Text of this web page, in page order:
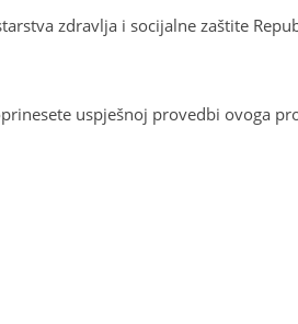
zdravlja i socijalne zaštite
uspješnoj provedbi ovoga